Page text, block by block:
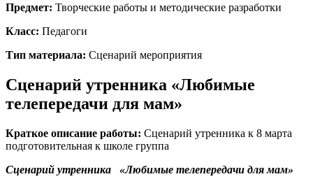
Предмет: Творческие работы и методические разработки
Класс: Педагоги
Тип материала: Сценарий мероприятия
Сценарий утренника «Любимые
телепередачи для мам»
Краткое описание работы: Сценарий утренника к 8 марта
подготовительная к школе группа
Сценарий утренника «Любимые телепередачи для мам»